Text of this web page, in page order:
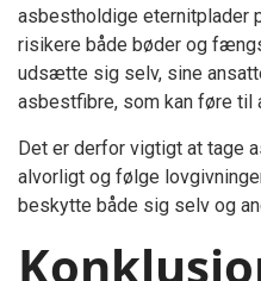
asbestholdige eternitplader
risikere både bøder og
udsætte sig selv, sine
asbestfibre, som kan føre til
Det er derfor vigtigt at tage
alvorligt og følge
beskytte både sig selv og